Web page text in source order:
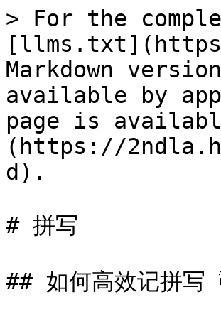
> For the
Markdown
available by
page is
(https://
d).
# 拼写
## 如何高效记拼写